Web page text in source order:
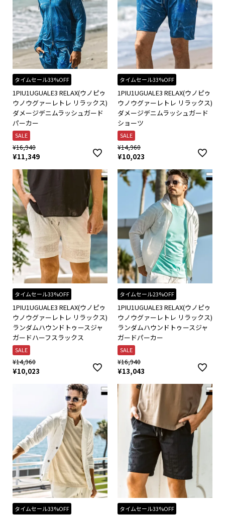
タイムセール33%OFF
1PIU1UGUALE3 RELAX(ウノピゥ
ウノウグァーレトレ リラックス)
ダメージデニムラッシュガード
パーカー
SALE
¥16,940
¥11,349
タイムセール33%OFF
1PIU1UGUALE3 RELAX(ウノピゥ
ウノウグァーレトレ リラックス)
ダメージデニムラッシュガード
ショーツ
SALE
¥14,960
¥10,023
タイムセール33%OFF
1PIU1UGUALE3 RELAX(ウノピゥ
ウノウグァーレトレ リラックス)
ランダムハウンドトゥースジャ
ガードハーフスラックス
SALE
¥14,960
¥10,023
タイムセール23%OFF
1PIU1UGUALE3 RELAX(ウノピゥ
ウノウグァーレトレ リラックス)
ランダムハウンドトゥースジャ
ガードパーカー
SALE
¥16,940
¥13,043
タイムセール33%OFF タイムセール33%OFF